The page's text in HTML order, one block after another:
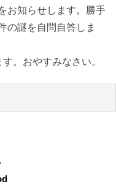
お知らせします。勝手
の謎を自問自答しま
。おやすみなさい。